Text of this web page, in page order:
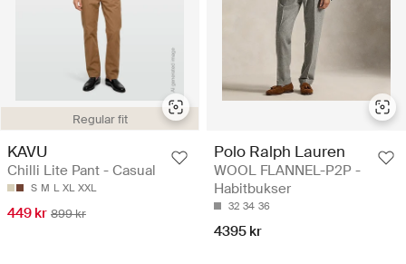
Regular fit
KAVU
Chilli Lite Pant - Casual
S M L XL XXL
449 kr 899 kr
Polo Ralph Lauren
WOOL FLANNEL-P2P -
Habitbukser
32 34 36
4395 kr